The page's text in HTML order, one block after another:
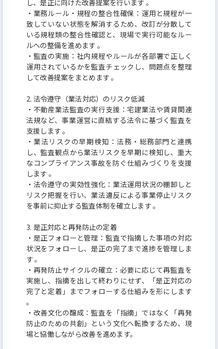
かもしれませんが、少しでも弊社の実現させる世界
に共感をしていただけていれば、私もしくは人事と
お会いいただけますと嬉しい限りです。
■不動産流通プラットフォームブランド『イエリー
投資用不動産所有者と不動産会社と投資用不動産購
入希望者をつなぐ、投資用不動産の流通
における全く新しいプラットフォームを目指したサ
ービスブランドです。
資産運用商品の中でも比較的手の届きやすいサイズ
のワンルームを中心とした投資用不動産
に特化して、市場における流動性を高めるプラット
フォームを構築すべく企画開発いたしました。
クリアに届かない部分も多いものです。
一貫したデータが共有されることだけで情報の非対
称性が解消されます。
この市場の課題解決に留まらず、各ステークホルダ
ーが個別に直面する各課題に対しても
アプローチできる機能を搭載することで、全体最適
と部分最適の両方を担保していく狙いです。
■誰でも手軽に安全な資産運用が始められるクラウ
し、是正に向けた改善提案を⾏います 。
‧業務ルール‧規程の整合性確保：運⽤と規程が⼀
致していない状態を解消するため、改訂が分散して
いる規程類の整合性確認と、現場で実⾏可能なルー
ルへの整備を進めます 。
‧監査の実施：社内規程やルールが各部署で正しく
運⽤されているかを監査チェックし、問題点を整理
して改善提案をまとめます 。
2. 法令遵守（業法対応）のリスク低減
‧不動産業法監査の実⾏⽀援：宅建業法や賃貸関連
法規など、事業運営に直結する法令に基づく監査を
⽀援します 。
‧業法リスクの早期検知：法務‧総務部⾨と連携
し、監査観点から業法リスクを早期に検知し、重⼤
なコンプライアンス事故を防ぐ仕組みづくりを⽀援
します 。
‧法令遵守の実効性強化：業法運⽤状況の棚卸しと
リスク把握を⾏い、業法違反による事業停⽌リスク
を事前に抑⽌する監査体制を確⽴します 。
3. 是正対応と再発防⽌の定着
‧是正フォローと管理：監査で指摘した事項の対応
状況をフォローし、是正の完了まで進捗を管理しま
す 。
‧再発防⽌サイクルの確⽴：必要に応じて再監査を
実施し、指摘を出して終わりにせず、「是正対応の
完了と定着」までフォローする仕組みを形にします
。
‧改善⽂化の醸成：監査を「指摘」ではなく「再発
防⽌のための共創」という⽂化へ転換するため、現
場と協働しながら改善を進めます。